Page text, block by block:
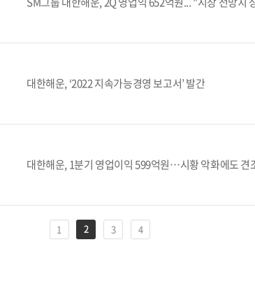
대한해운, ‘2022 지속가능경영 보고서’ 발간
대한해운, 1분기 영업이익 599억원…시황 악화에도 견
1 2 3 4